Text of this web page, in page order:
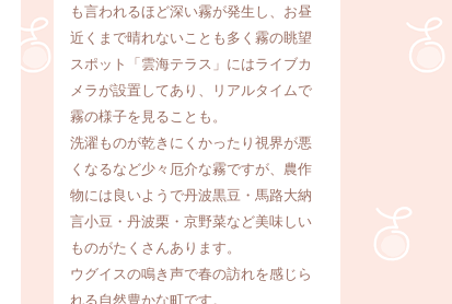
も言われるほど深い霧が発生し、お昼
近くまで晴れないことも多く霧の眺望
スポット「雲海テラス」にはライブカ
メラが設置してあり、リアルタイムで
霧の様子を見ることも。
洗濯ものが乾きにくかったり視界が悪
くなるなど少々厄介な霧ですが、農作
物には良いようで丹波黒豆・馬路大納
言小豆・丹波栗・京野菜など美味しい
ものがたくさんあります。
ウグイスの鳴き声で春の訪れを感じら
れる自然豊かな町です。